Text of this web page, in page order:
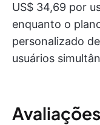
US$ 34,69 por
enquanto o
personalizado
usuários